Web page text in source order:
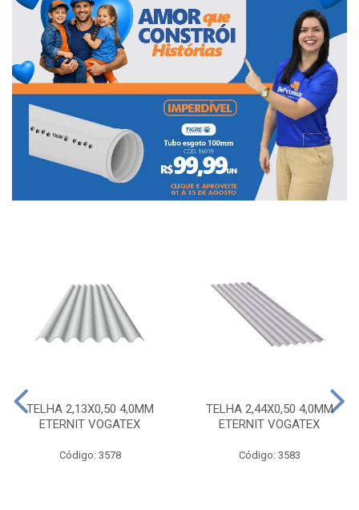
TELHA 2,13X0,50 4,0MM
ETERNIT VOGATEX
Código: 3578
TELHA 2,44X0,50 4,0MM
ETERNIT VOGATEX
Código: 3583